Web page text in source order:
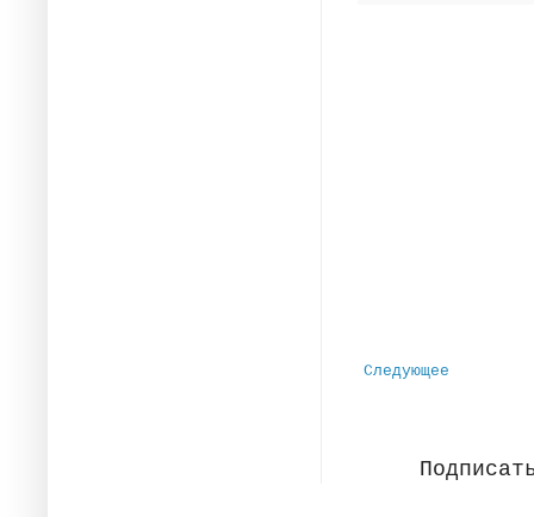
Следующее